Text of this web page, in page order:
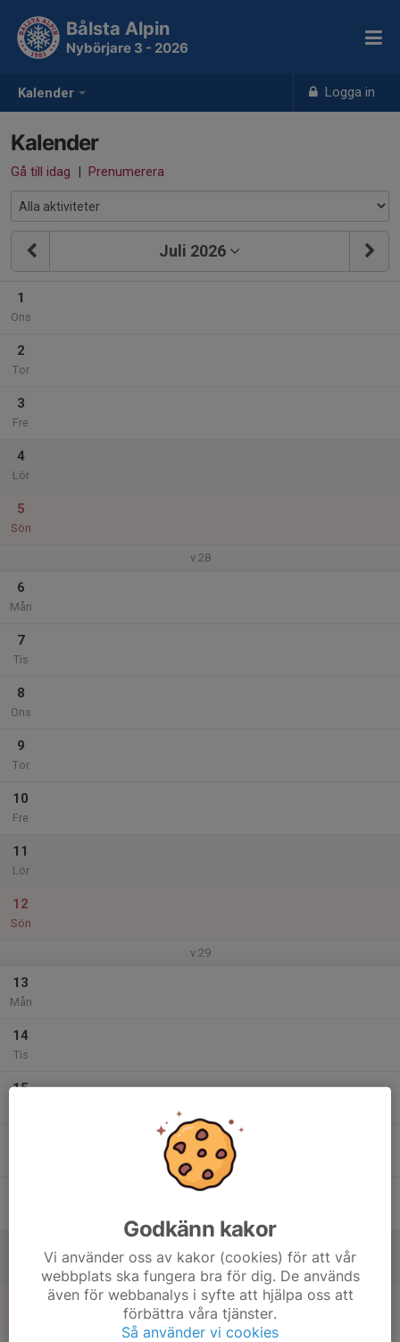
Kalender Logga in
Bålsta Alpin
Nybörjare 3 - 2026
Kalender
Gå till idag | Prenumerera
Juli 2026
1
Ons
2
Tor
3
Fre
4
Lör
5
Sön
v.28
6
Mån
7
Tis
8
Ons
9
Tor
10
Fre
11
Lör
12
Sön
v.29
13
Mån
14
Tis
15
Godkänn kakor
Vi använder oss av kakor (cookies) för att vår
webbplats ska fungera bra för dig. De används
även för webbanalys i syfte att hjälpa oss att
förbättra våra tjänster.
Så använder vi cookies